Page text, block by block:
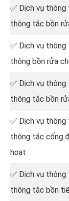
✅ Dịch vụ
thông tắc bồn
✅ Dịch vụ
thông bồn rửa
✅ Dịch vụ
thông tắc bồn
‎✅ Dịch vụ
thông tắc cống
hoạt
✅ Dịch vụ
thông tắc bồn